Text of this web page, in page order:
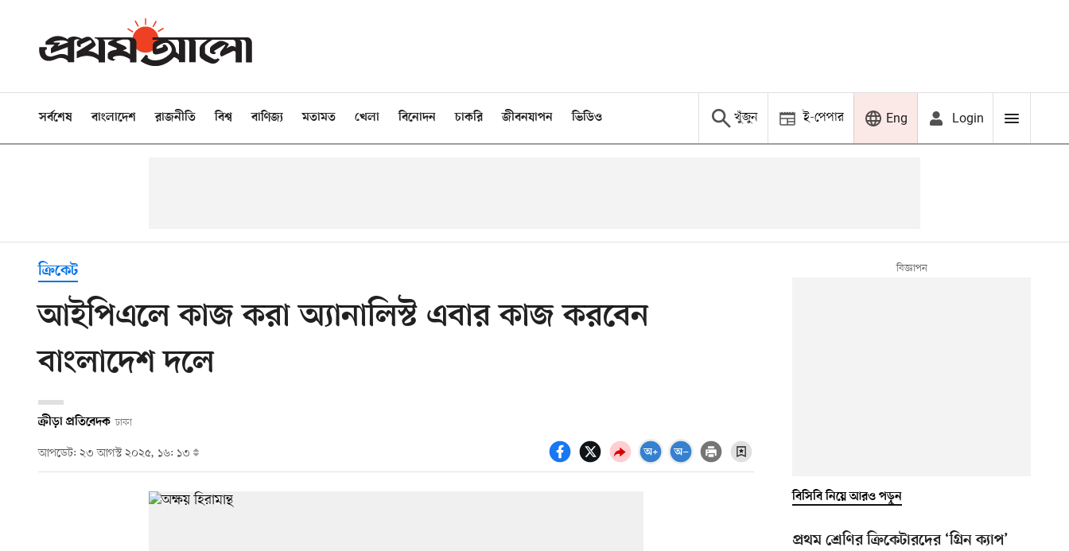
সর্বশেষ বাংলাদেশ রাজনীতি বিশ্ব বাণিজ্য মতামত খেলা বিনোদন চাকরি জীবনযাপন ভিডিও খুঁজুন ই-পেপার Eng Login
ক্রিকেট
আইপিএলে কাজ করা অ্যানালিস্ট এবার কাজ করবেন
বাংলাদেশ দলে
ক্রীড়া প্রতিবেদক ঢাকা
আপডেট: ২৩ আগস্ট ২০২৫, ১৬: ১৩
বিসিবি নিয়ে আরও পড়ুন
প্রথম শ্রেণির ক্রিকেটারদের ‘গ্রিন ক্যাপ’